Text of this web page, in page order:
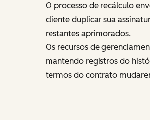
O processo de recálculo
cliente duplicar sua
restantes aprimorados.
Os recursos de
mantendo registros do
termos do contrato